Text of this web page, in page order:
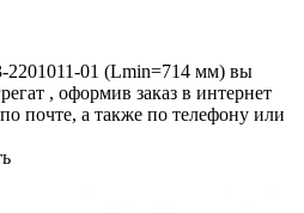
2201011-01 (Lmin=714 мм) вы
, оформив заказ в интернет
по почте, а также по телефону или